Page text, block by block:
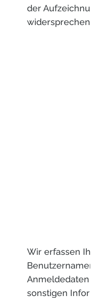
der Aufzeichnung
widersprechen.
Wir erfassen
Benutzernamen,
Anmeldedaten
sonstigen